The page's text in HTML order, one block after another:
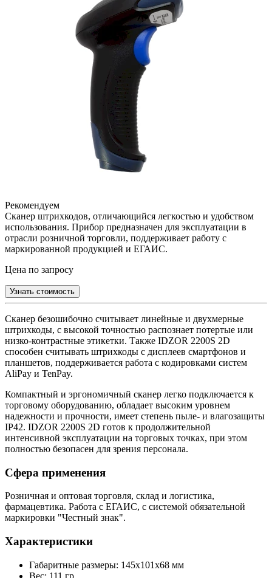
Рекомендуем
Сканер штрихкодов, отличающийся легкостью и удобством
использования. Прибор предназначен для эксплуатации в
отрасли розничной торговли, поддерживает работу с
маркированной продукцией и ЕГАИС.
Цена по запросу
Узнать стоимость
Сканер безошибочно считывает линейные и двухмерные
штрихкоды, с высокой точностью распознает потертые или
низко-контрастные этикетки. Также IDZOR 2200S 2D
способен считывать штрихкоды с дисплеев смартфонов и
планшетов, поддерживается работа с кодировками систем
AliPay и TenPay.
Компактный и эргономичный сканер легко подключается к
торговому оборудованию, обладает высоким уровнем
надежности и прочности, имеет степень пыле- и влагозащиты
IP42. IDZOR 2200S 2D готов к продолжительной
интенсивной эксплуатации на торговых точках, при этом
полностью безопасен для зрения персонала.
Сфера применения
Розничная и оптовая торговля, склад и логистика,
фармацевтика. Работа с ЕГАИС, с системой обязательной
маркировки "Честный знак".
Характеристики
Габаритные размеры: 145х101х68 мм
Вес: 111 гр